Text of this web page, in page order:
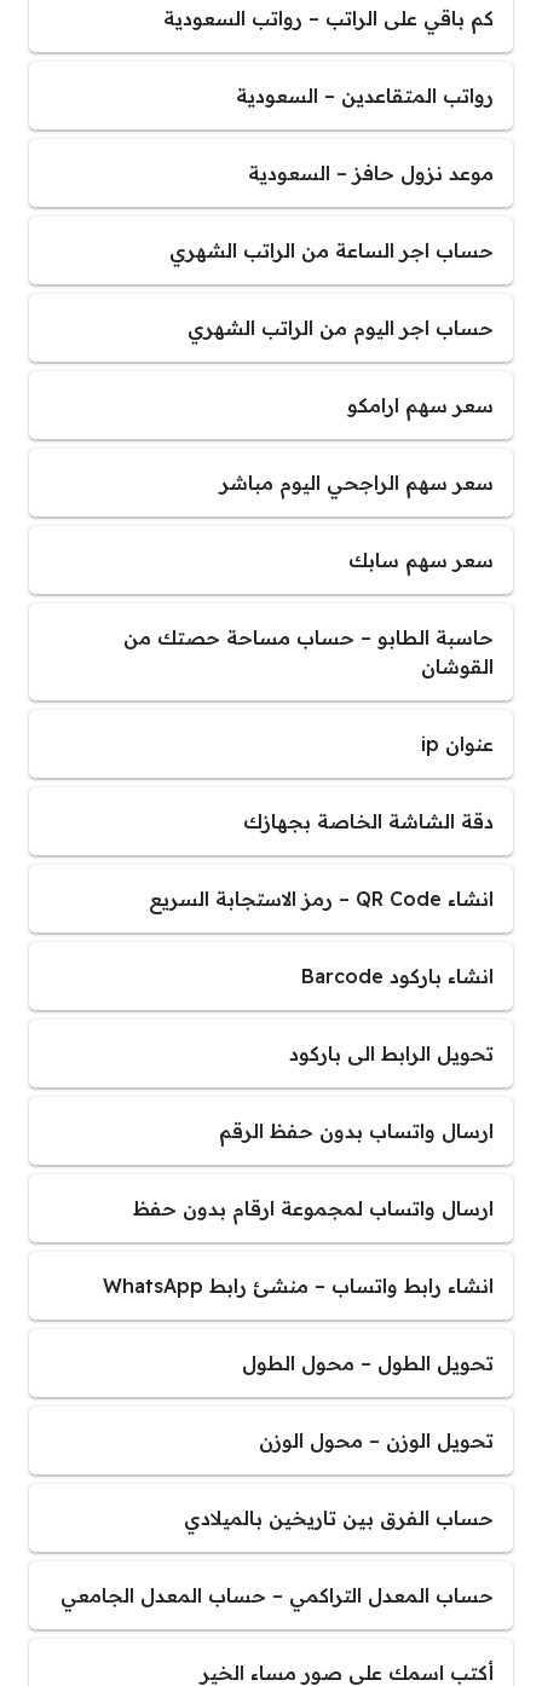
كم باقي على الراتب – رواتب السعودية
رواتب المتقاعدين – السعودية
موعد نزول حافز – السعودية
حساب اجر الساعة من الراتب الشهري
حساب اجر اليوم من الراتب الشهري
سعر سهم ارامكو
سعر سهم الراجحي اليوم مباشر
سعر سهم سابك
حاسبة الطابو – حساب مساحة حصتك من
القوشان
عنوان ip
دقة الشاشة الخاصة بجهازك
انشاء QR Code – رمز الاستجابة السريع
انشاء باركود Barcode
تحويل الرابط الى باركود
ارسال واتساب بدون حفظ الرقم
ارسال واتساب لمجموعة ارقام بدون حفظ
انشاء رابط واتساب – منشئ رابط WhatsApp
تحويل الطول – محول الطول
تحويل الوزن – محول الوزن
حساب الفرق بين تاريخين بالميلادي
حساب المعدل التراكمي – حساب المعدل الجامعي
أكتب اسمك على صور مساء الخير